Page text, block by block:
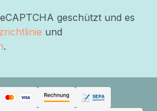
geschützt und es
und
.